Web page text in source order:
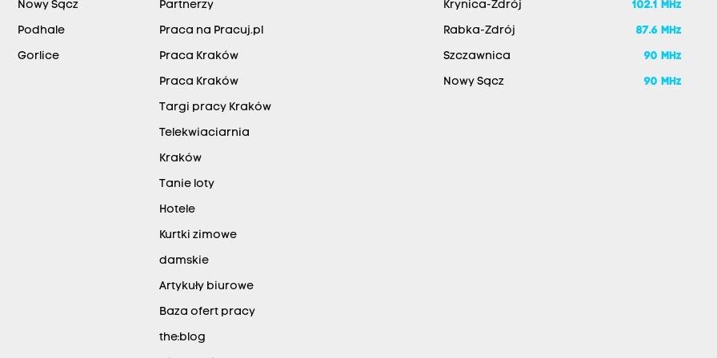
Nowy Sącz
Podhale
Gorlice
Partnerzy
Praca na Pracuj.pl
Praca Kraków
Praca Kraków
Targi pracy Kraków
Telekwiaciarnia
Kraków
Tanie loty
Hotele
Kurtki zimowe
damskie
Artykuły biurowe
Baza ofert pracy
the:blog
Krynica-Zdrój 102.1 MHz
Rabka-Zdrój 87.6 MHz
Szczawnica 90 MHz
Nowy Sącz 90 MHz